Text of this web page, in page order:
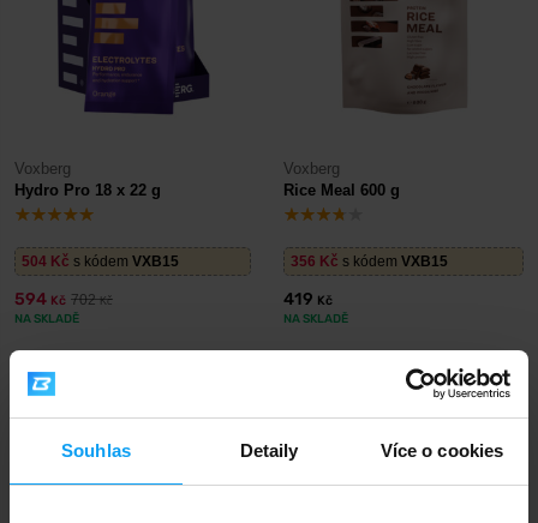
Souhlas Detaily Více o cookies
Voxberg
Hydro Pro 18 x 22 g
504 Kč s kódem VXB15
594 Kč 702Kč
NA SKLADĚ
Voxberg
Rice Meal 600 g
356 Kč s kódem VXB15
419 Kč
NA SKLADĚ